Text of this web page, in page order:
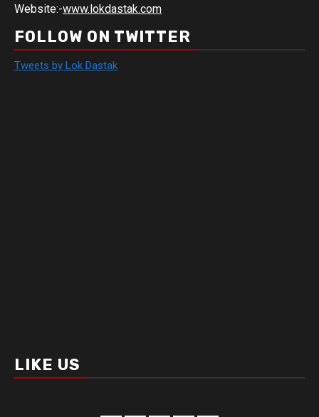
Website:-www.lokdastak.com
FOLLOW ON TWITTER
Tweets by Lok Dastak
LIKE US